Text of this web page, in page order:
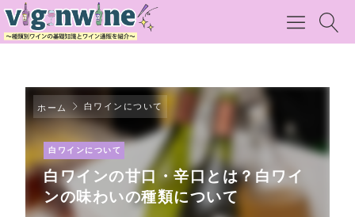
ホーム 白ワインについて
白ワインについて
白ワインの甘口・辛口とは？白ワイ
ンの味わいの種類について